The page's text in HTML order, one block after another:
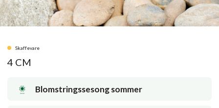
Skaffevare
4 CM
Blomstringssesong sommer